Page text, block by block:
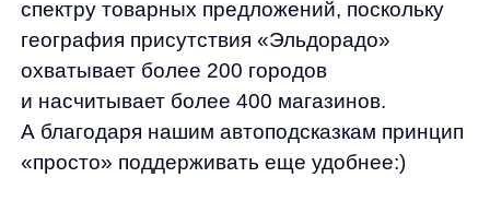
2. Автоподсказки— это удобный продукт.
Он помогает пользователю быстрее найти
на сайте интернет-магазина или
помогают быстрее ввести запрос, быстрее
найти категорию, быстрее найти товар.